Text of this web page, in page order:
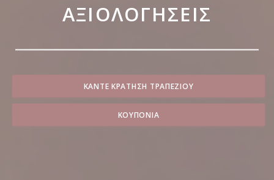
ΑΞΙΟΛΟΓΉΣΕΙΣ
ΚΆΝΤΕ ΚΡΆΤΗΣΗ ΤΡΑΠΕΖΙΟΎ
ΚΟΥΠΌΝΙΑ